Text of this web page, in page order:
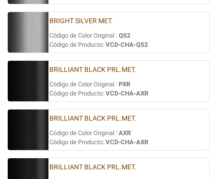
BRIGHT SILVER MET.
Código de Color Original : QS2
Código de Producto: VCD-CHA-QS2
BRILLIANT BLACK PRL.MET.
Código de Color Original : PXR
Código de Producto: VCD-CHA-AXR
BRILLIANT BLACK PRL.MET.
Código de Color Original : AXR
Código de Producto: VCD-CHA-AXR
BRILLIANT BLACK PRL.MET.